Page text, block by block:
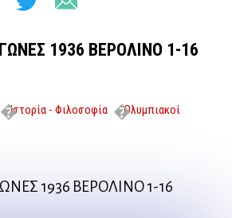
1936 ΒΕΡΟΛΙΝΟ 1-16
Ιστορία - Φιλοσοφία
Ολυμπιακοί
1936 ΒΕΡΟΛΙΝΟ 1-16